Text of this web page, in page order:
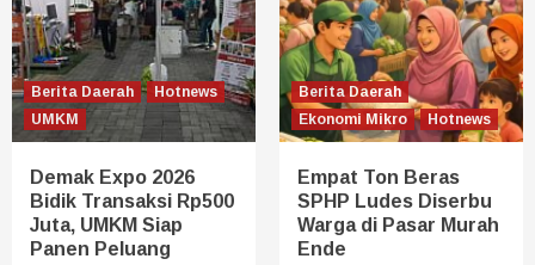
Berita Daerah
Hotnews
UMKM
Demak Expo 2026
Bidik Transaksi Rp500
Juta, UMKM Siap
Panen Peluang
Berita Daerah
Ekonomi Mikro
Hotnews
Empat Ton Beras
SPHP Ludes Diserbu
Warga di Pasar Murah
Ende